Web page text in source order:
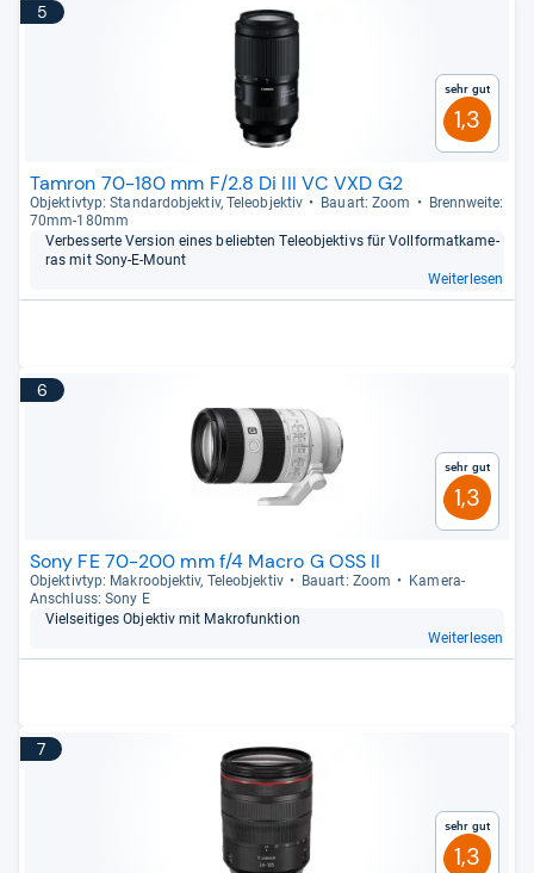
5
Sehr gut
1,3
Tamron 70-180 mm F/2.8 Di III VC VXD G2
Objek­tiv­typ: Stan­dar­d­ob­jek­tiv, Tele­ob­jek­tiv Bau­art: Zoom
Brenn­weite:
70mm-​180mm
Ver­bes­serte Ver­sion eines belieb­ten Tele­ob­jek­tivs für Voll­for­mat­ka­me­
ras mit Sony-​E-​Mount
Weiterlesen
6
Sehr gut
1,3
Sony FE 70-200 mm f/4 Macro G OSS II
Objek­tiv­typ: Makro­ob­jek­tiv, Tele­ob­jek­tiv Bau­art: Zoom
Kamera-​
Anschluss: Sony E
Viel­sei­ti­ges Objek­tiv mit Makro­funk­tion
Weiterlesen
7
Sehr gut
1,3